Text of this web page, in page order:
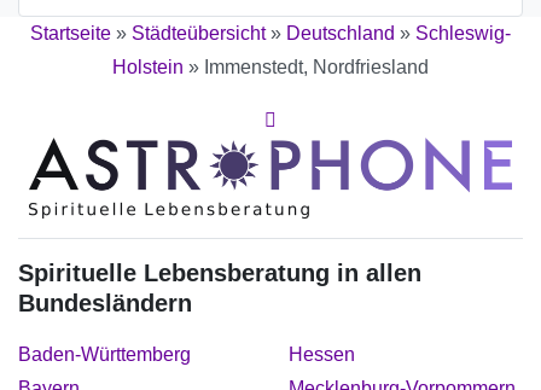
Startseite » Städteübersicht» Deutschland » Schleswig-
Holstein » Immenstedt, Nordfriesland
Spirituelle Lebensberatung in allen
Bundesländern
Baden-Württemberg
Hessen